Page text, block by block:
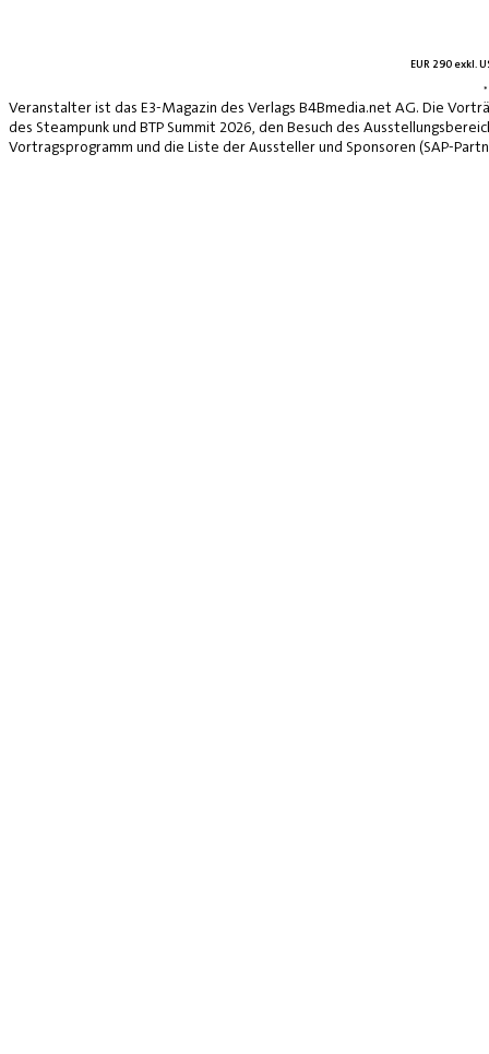
EUR 290 exkl.
Veranstalter ist das E3-Magazin des Verlags B4Bmedia.net AG. Die
des Steampunk und BTP Summit 2026, den Besuch des
Vortragsprogramm und die Liste der Aussteller und Sponsoren (SAP-